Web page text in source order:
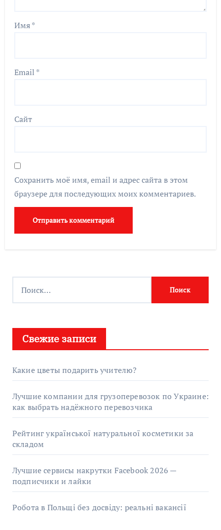
Имя*
Email *
Сайт
Сохранить моё имя, email и адрес сайта в этом
браузере для последующих моих комментариев.
Свежие записи
Какие цветы подарить учителю?
Лучшие компании для грузоперевозок по Украине:
как выбрать надёжного перевозчика
Рейтинг української натуральної косметики за
складом
Лучшие сервисы накрутки Facebook 2026 —
подписчики и лайки
Робота в Польщі без досвіду: реальні вакансії